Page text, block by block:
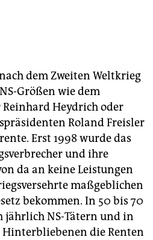
Von Sommer 1941 an
auf dem Gebiet der
massenweise
Himmler wurden von
deutschen Herrschaftsgebiet
nach Auschwitz-Birkenau
„Zigeunerlager“interniert,
starben dort. Insgesamt
und Roma dem Völkermord
Opfer gefallen.(wos)
dem Zweiten Weltkrieg
Größen wie dem
Heydrich oder
Roland Freisler
Erst 1998 wurde das
und ihre
da an keine Leistungen
maßgeblichen
bekommen. In 50 bis 70
jährlich NS-Tätern und in
die Renten